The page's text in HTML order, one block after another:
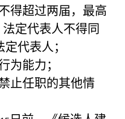
得超过两届，最高
定代表人不得同
代表人；
为能力；
止任职的其他情